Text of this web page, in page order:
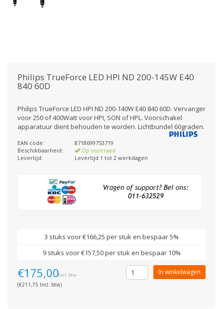
Philips TrueForce LED HPI ND 200-145W E40
840 60D
Philips TrueForce LED HPI ND 200-140W E40 840 60D. Vervanger
voor 250 of 400Watt voor HPI, SON of HPL. Voorschakel
apparatuur dient behouden te worden. Lichtbundel 60graden.
EAN code:
8718699753719
Beschikbaarheid:
Op voorraad
Levertijd:
Levertijd 1 tot 2 werkdagen
3 stuks voor €166,25 per stuk en bespaar 5%
9 stuks voor €157,50 per stuk en bespaar 10%
€175,00Excl. btw
(€211,75 Incl. btw)
In winkelwagen